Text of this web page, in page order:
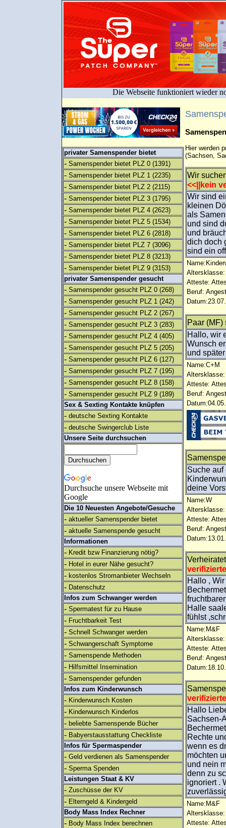
Die Webseite funktioniert wieder
privater Samenspender bietet
- Samenspender bietet PLZ 0 (1391)
- Samenspender bietet PLZ 1 (2235)
- Samenspender bietet PLZ 2 (2115)
- Samenspender bietet PLZ 3 (1795)
- Samenspender bietet PLZ 4 (2623)
- Samenspender bietet PLZ 5 (1534)
- Samenspender bietet PLZ 6 (2818)
- Samenspender bietet PLZ 7 (3096)
- Samenspender bietet PLZ 8 (3213)
- Samenspender bietet PLZ 9 (3153)
privater Samenspender gesucht
- Samenspender gesucht PLZ 0 (268)
- Samenspender gesucht PLZ 1 (242)
- Samenspender gesucht PLZ 2 (267)
- Samenspender gesucht PLZ 3 (283)
- Samenspender gesucht PLZ 4 (405)
- Samenspender gesucht PLZ 5 (205)
- Samenspender gesucht PLZ 6 (127)
- Samenspender gesucht PLZ 7 (195)
- Samenspender gesucht PLZ 8 (158)
- Samenspender gesucht PLZ 9 (189)
Sex & Sexting Kontakte knüpfen
- deutsche Sexting Kontakte
- deutsche Swingerclub Liste
Unsere Seite durchsuchen
Durchsuche unsere Webseite mit
Google
Die 10 Neuesten Angebote/Gesuche
- aktueller Samenspender bietet
- aktuelle Samenspende gesucht
Informationen
- Kredit bzw Finanzierung nötig?
- Hotel in eurer Nähe gesucht?
- kostenlos Stromanbieter Wechseln
- Datenschutz
Infos zum Schwanger werden
- Spermatest für zu Hause
- Fruchtbarkeit Test
- Schnell Schwanger werden
- Schwangerschaft Symptome
- Samenspende Methoden
- Hilfsmittel Insemination
- Samenspender gefunden
Infos zum Kinderwunsch
- Kinderwunsch Kosten
- Kinderwunsch Kinderlos
- beliebte Samenspende Bücher
- Babyerstausstattung Checkliste
Infos für Spermaspender
- Geld verdienen als Samenspender
- Sperma Spenden
Leistungen Staat & KV
- Zuschüsse der KV
- Elterngeld & Kindergeld
Body Mass Index Rechner
- Body Mass Index berechnen
Hier werden
(Sachsen,
Wir
<<||kein
Wir sind
kleinen
als
und sind
und
dich doch
sind ein
Altersklasse:
Atteste:
Beruf:
Paar (MF)
Hallo, wir
Wunsch
und
Name:C+M
Altersklasse:
Atteste:
Beruf:
Suche auf
deine
Name:W
Altersklasse:
Atteste:
Beruf:
Hallo ,
Halle
fühlst
Name:M&F
Altersklasse:
Atteste:
Beruf:
Hallo
Sachsen-
Rechte
wenn es
möchten
und nein
denn zu
ignoriert .
Name:M&F
Altersklasse:
Atteste: